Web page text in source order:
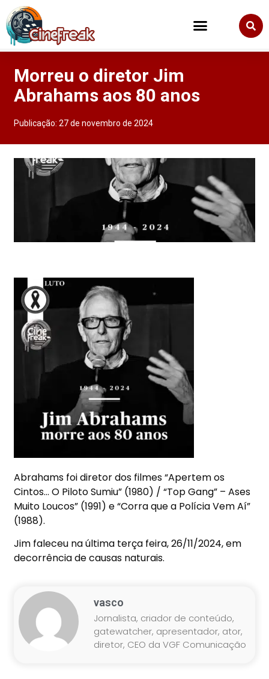
Morreu o diretor Jim
Abrahams aos 80 anos
Publicação:27 de novembro de 2024
Abrahams foi diretor dos filmes “Apertem os
Cintos… O Piloto Sumiu” (1980) / “Top Gang” – Ases
Muito Loucos” (1991) e “Corra que a Polícia Vem Aí”
(1988).
Jim faleceu na última terça feira, 26/11/2024, em
decorrência de causas naturais.
vasco
Jornalista, criador de conteúdo,
gatewatcher, apresentador, ator,
diretor, CEO da VGF Comunicação